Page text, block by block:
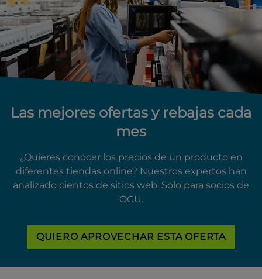
Las mejores ofertas y rebajas cada
mes
¿Quieres conocer los precios de un producto en
diferentes tiendas online? Nuestros expertos han
analizado cientos de sitios web. Solo para socios de
OCU.
QUIERO APROVECHAR ESTA OFERTA